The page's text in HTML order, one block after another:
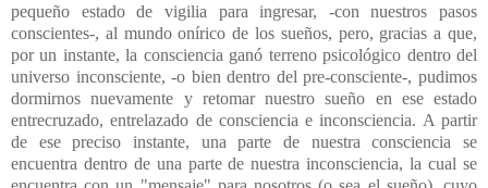
pequeño estado de vigilia para ingresar, -con nuestros pasos
conscientes-, al mundo onírico de los sueños, pero, gracias a que,
por un instante, la consciencia ganó terreno psicológico dentro del
universo inconsciente, -o bien dentro del pre-consciente-, pudimos
dormirnos nuevamente y retomar nuestro sueño en ese estado
entrecruzado, entrelazado de consciencia e inconsciencia. A partir
de ese preciso instante, una parte de nuestra consciencia se
encuentra dentro de una parte de nuestra inconsciencia, la cual se